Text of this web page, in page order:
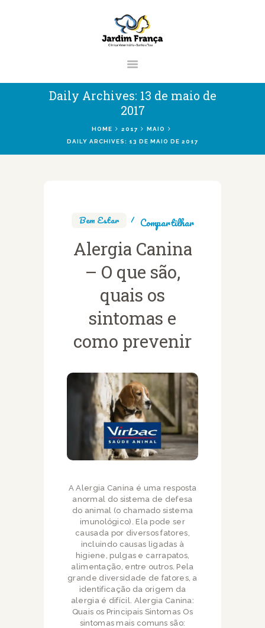
Daily Archives: 13 de maio de
2017
HOME 2017
MAIO
DAILY ARCHIVES: 13 DE MAIO DE 2017
CLÍNICA VETERINÁRIA JARDIM
FRANÇA | ZONA NORTE DE SÃO
PAULO
São Paulo
HOME
Bem Estar Compartilhar
Alergia Canina
– O que são,
quais os
sintomas e
como prevenir
A Alergia Canina é uma resposta
anormal do sistema de defesa
do animal (o chamado sistema
imunológico). Ela pode ser
causada por diversos fatores,
incluindo causas ligadas à
higiene, pulgas e carrapatos,
alimentação, entre outros. Pela
grande diversidade de fatores, a
identificação da origem da
alergia é difícil. Alergia Canina:
Quais os Principais Sintomas Os
sintomas mais comuns são: